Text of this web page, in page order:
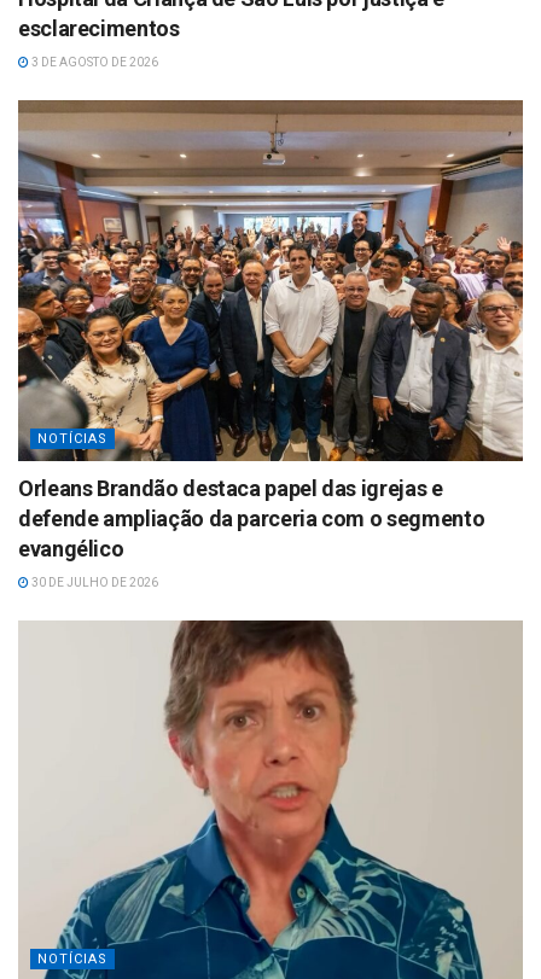
esclarecimentos
3 DE AGOSTO DE 2026
NOTÍCIAS
Orleans Brandão destaca papel das igrejas e
defende ampliação da parceria com o segmento
evangélico
30 DE JULHO DE 2026
NOTÍCIAS